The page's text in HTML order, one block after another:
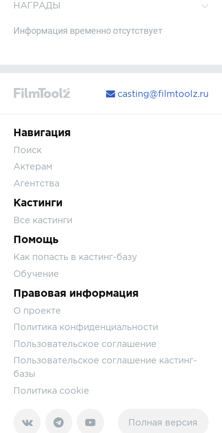
НАГРАДЫ
Информация временно отсутствует
casting@filmtoolz.ru
Навигация
Поиск
Актерам
Агентства
Кастинги
Все кастинги
Помощь
Как попасть в кастинг-базу
Обучение
Правовая информация
О проекте
Политика конфиденциальности
Пользовательское соглашение
Пользовательское соглашение кастинг-
базы
Политика cookie
Полная версия